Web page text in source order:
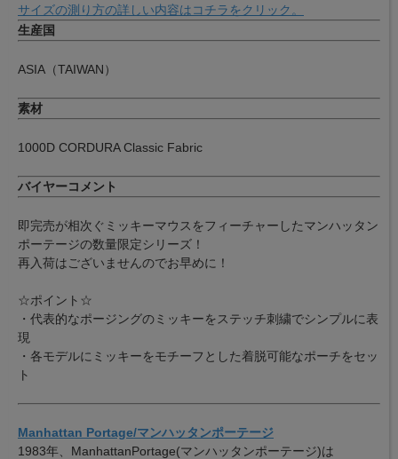
サイズの測り方の詳しい内容はコチラをクリック。
生産国
ASIA（TAIWAN）
素材
1000D CORDURA Classic Fabric
バイヤーコメント
即完売が相次ぐミッキーマウスをフィーチャーしたマンハッタン
ポーテージの数量限定シリーズ！
再入荷はございませんのでお早めに！
☆ポイント☆
・代表的なポージングのミッキーをステッチ刺繍でシンプルに表
現
・各モデルにミッキーをモチーフとした着脱可能なポーチをセッ
ト
Manhattan Portage/マンハッタンポーテージ
1983年、ManhattanPortage(マンハッタンポーテージ)は